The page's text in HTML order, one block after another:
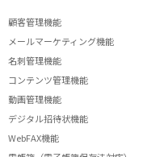
顧客管理機能
メールマーケティング機能
名刺管理機能
コンテンツ管理機能
動画管理機能
デジタル招待状機能
WebFAX機能